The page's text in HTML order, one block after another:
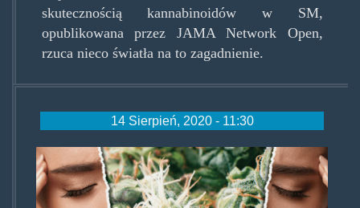
skutecznością kannabinoidów w SM,
opublikowana przez JAMA Network Open,
rzuca nieco światła na to zagadnienie.
14 Sierpień, 2020 - 11:30
marijuana-
headache.jpg